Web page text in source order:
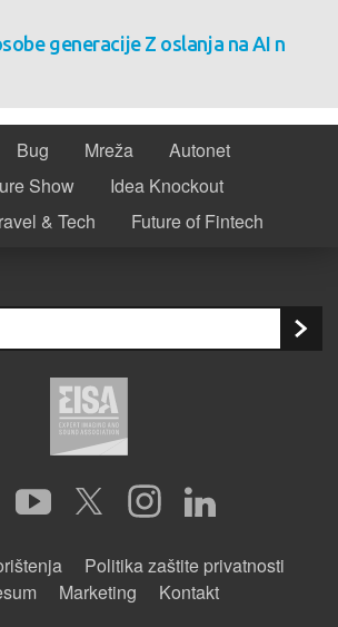
generacije Z oslanja na AI n
Bug Mreža
Autonet
Show
Idea Knockout
& Tech
Future of Fintech
Politika zaštite privatnosti
Marketing Kontakt